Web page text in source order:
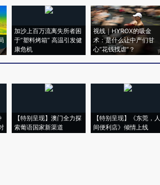
加沙上百万流离失所者困
于“塑料烤箱” 高温引发健
康危机
视线｜HYROX的吸金
术：是什么让中产们甘
心“花钱找虐”？
【特别呈现】澳门全力探
索葡语国家新渠道
【特别呈现】《东莞，人
间便利店》倾情上线